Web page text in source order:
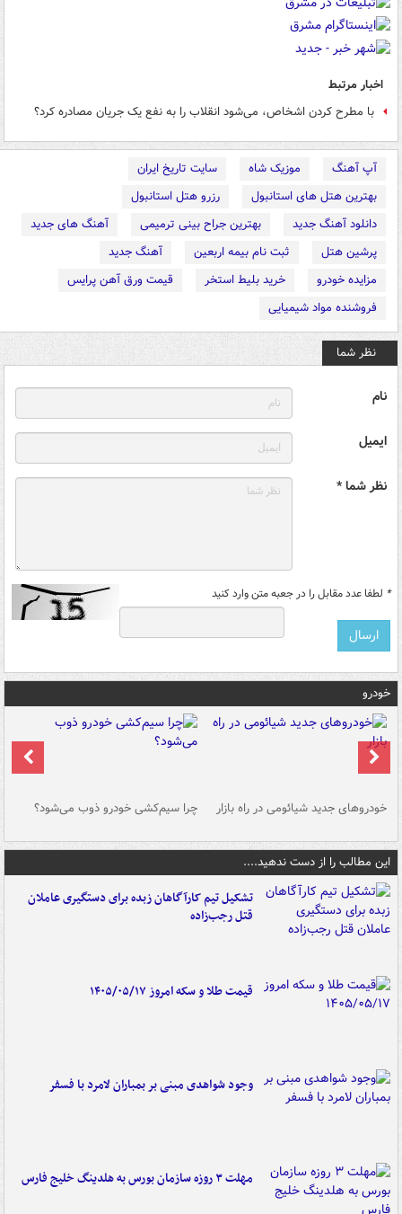
اخبار مرتبط
با مطرح کردن اشخاص، می‌شود انقلاب را به نفع یک جریان مصادره کرد؟
آپ آهنگ موزیک شاه
سایت تاریخ ایران
بهترین هتل های استانبول
رزرو هتل استانبول
دانلود آهنگ جدید
بهترین جراح بینی ترمیمی
آهنگ های جدید
پرشین هتل
ثبت نام بیمه اربعین
آهنگ جدید
مزایده خودرو
خرید بلیط استخر
قیمت ورق آهن پرایس
فروشنده مواد شیمیایی
نظر شما
نام
ایمیل
نظر شما *
* لطفا عدد مقابل را در جعبه متن وارد کنید
خودرو
خودروهای جدید شیائومی در راه بازار چرا سیم‌کشی خودرو ذوب می‌شود؟
این مطالب را از دست ندهید....
تشکیل تیم کارآگاهان زبده برای دستگیری عاملان
قتل رجب‌زاده
قیمت طلا و سکه امروز ۱۴۰۵/۰۵/۱۷
وجود شواهدی مبنی بر بمباران لامرد با فسفر
مهلت ۳ روزه سازمان بورس به هلدینگ خلیج فارس